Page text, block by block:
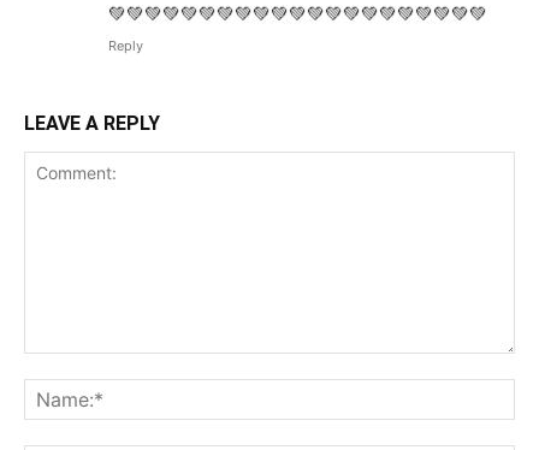
💚💚💚💚💚💚💚💚💚💚💚💚💚💚💚💚💚💚💚💚💚
Reply
LEAVE A REPLY